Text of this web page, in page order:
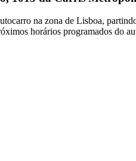
na zona de Lisboa,
horários programados do